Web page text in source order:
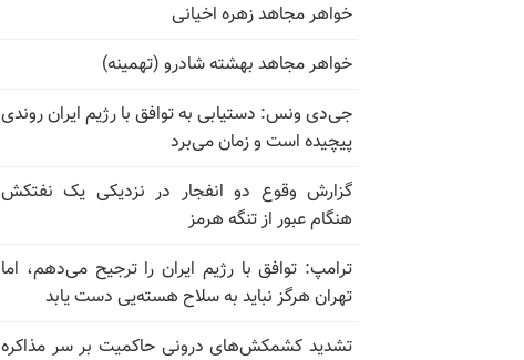
خواهر مجاهد زهره اخیانی
خواهر مجاهد بهشته شادرو (تهمینه)
جی‌دی ونس: دستیابی به توافق با رژیم ایران روندی
پیچیده است و زمان می‌برد
گزارش وقوع دو انفجار در نزدیکی یک نفتکش
هنگام عبور از تنگه هرمز
ترامپ: توافق با رژیم ایران را ترجیح می‌دهم، اما
تهران هرگز نباید به سلاح هسته‌یی دست یابد
تشدید کشمکش‌های درونی حاکمیت بر سر مذاکره